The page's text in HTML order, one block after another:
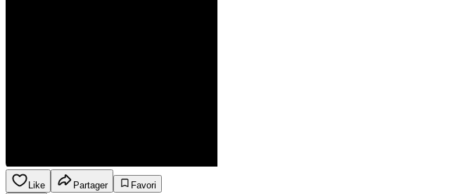
Like Partager
Favori